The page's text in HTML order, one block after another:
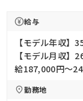
給与
【モデル年収】
【モデル月収
給187,000円～
勤務地